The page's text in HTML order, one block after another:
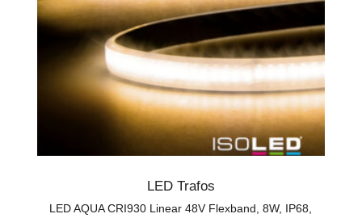
LED Trafos
LED AQUA CRI930 Linear 48V Flexband, 8W, IP68,